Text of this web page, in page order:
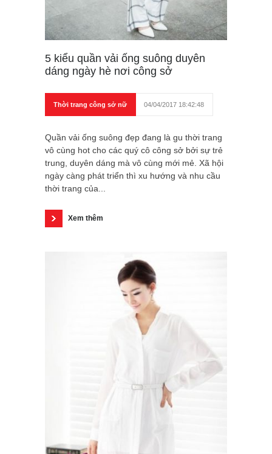
5 kiểu quần vải ống suông duyên
dáng ngày hè nơi công sở
Thời trang công sở nữ 04/04/2017 18:42:48
Quần vải ống suông đẹp đang là gu thời trang
vô cùng hot cho các quý cô công sở bởi sự trẻ
trung, duyên dáng mà vô cùng mới mẻ. Xã hội
ngày càng phát triển thì xu hướng và nhu cầu
thời trang của...
Xem thêm